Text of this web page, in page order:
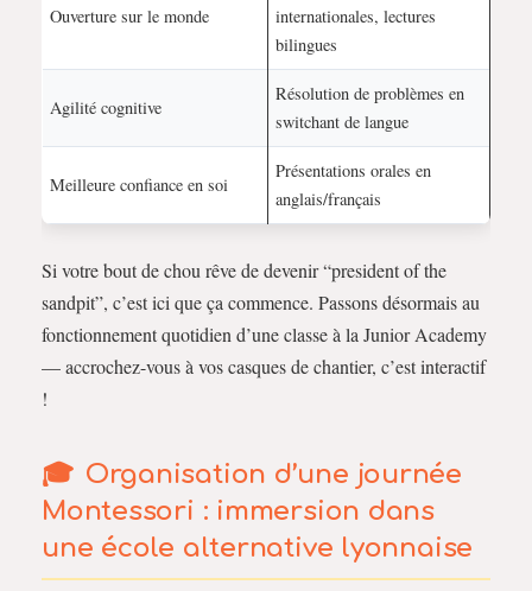
Ouverture sur le monde
internationales, lectures
bilingues
Agilité cognitive
Résolution de problèmes en
switchant de langue
Meilleure confiance en soi
Présentations orales en
anglais/français
Si votre bout de chou rêve de devenir “president of the
sandpit”, c’est ici que ça commence. Passons désormais au
fonctionnement quotidien d’une classe à la Junior Academy
— accrochez-vous à vos casques de chantier, c’est interactif
!
Organisation d’une journée
Montessori : immersion dans
une école alternative lyonnaise